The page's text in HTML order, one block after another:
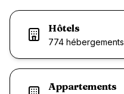
Hôtels
774 hébergements
Appartements